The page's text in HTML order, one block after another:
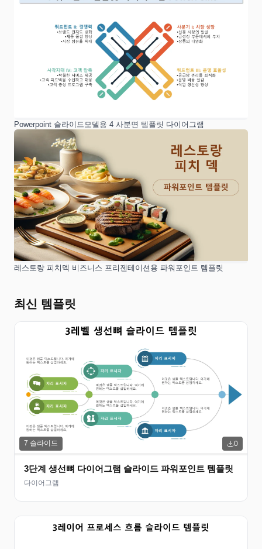
Powerpoint 슬라이드모델용 4 사분면 템플릿 다이어그램
레스토랑 피치덱 비즈니스 프리젠테이션용 파워포인트 템플릿
최신 템플릿
7 슬라이드 0
3단계 생선뼈 다이어그램 슬라이드 파워포인트 템플릿
다이어그램